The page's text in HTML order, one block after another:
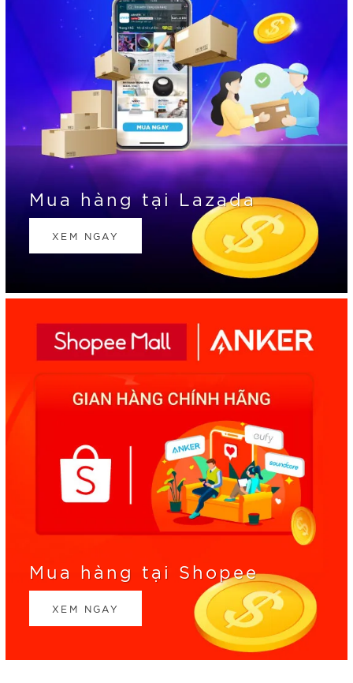
Mua hàng tại Lazada
XEM NGAY
Mua hàng tại Shopee
XEM NGAY